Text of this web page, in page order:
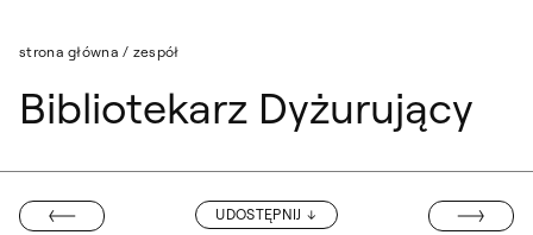
strona główna / zespół
Bibliotekarz Dyżurujący
UDOSTĘPNIJ
MAŁOLEPSZY
PROF.